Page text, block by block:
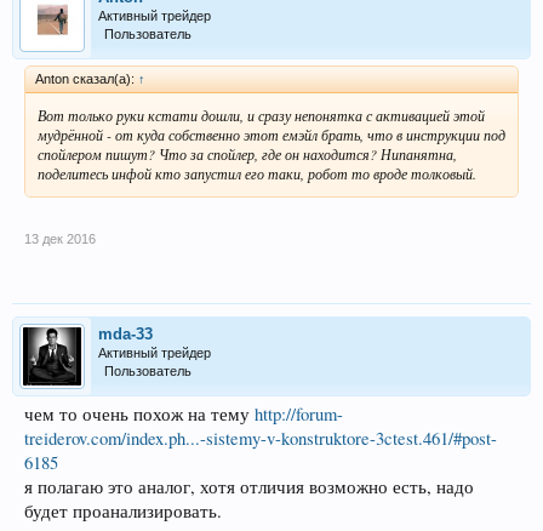
Активный трейдер
Пользователь
Anton сказал(а): ↑
Вот только руки кстати дошли, и сразу непонятка с активацией этой
мудрённой - от куда собственно этот емэйл брать, что в инструкции под
спойлером пишут? Что за спойлер, где он находится? Нипанятна,
поделитесь инфой кто запустил его таки, робот то вроде толковый.
13 дек 2016
mda-33
Активный трейдер
Пользователь
чем то очень похож на тему http://forum-
treiderov.com/index.ph...-sistemy-v-konstruktore-3ctest.461/#post-
6185
я полагаю это аналог, хотя отличия возможно есть, надо
будет проанализировать.